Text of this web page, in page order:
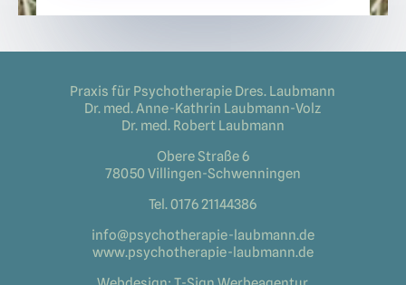
Praxis für Psychotherapie Dres. Laubmann
Dr. med. Anne-Kathrin Laubmann-Volz
Dr. med. Robert Laubmann
Obere Straße 6
78050 Villingen-Schwenningen
Tel.0176 21144386
info@psychotherapie-laubmann.de
www.psychotherapie-laubmann.de